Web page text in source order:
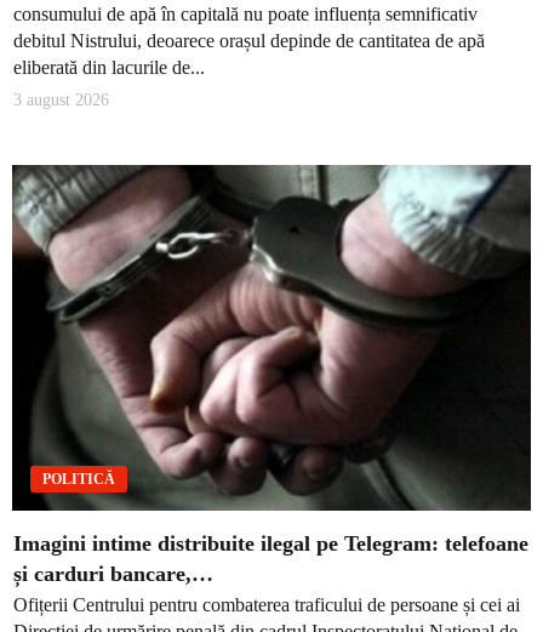
consumului de apă în capitală nu poate influența semnificativ
debitul Nistrului, deoarece orașul depinde de cantitatea de apă
eliberată din lacurile de...
3 august 2026
POLITICĂ
Imagini intime distribuite ilegal pe Telegram: telefoane
și carduri bancare,…
Ofițerii Centrului pentru combaterea traficului de persoane și cei ai